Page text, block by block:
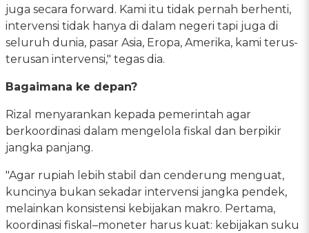
juga secara forward. Kami itu tidak pernah berhenti,
intervensi tidak hanya di dalam negeri tapi juga di
seluruh dunia, pasar Asia, Eropa, Amerika, kami terus-
terusan intervensi," tegas dia.
Bagaimana ke depan?
Rizal menyarankan kepada pemerintah agar
berkoordinasi dalam mengelola fiskal dan berpikir
jangka panjang.
"Agar rupiah lebih stabil dan cenderung menguat,
kuncinya bukan sekadar intervensi jangka pendek,
melainkan konsistensi kebijakan makro. Pertama,
koordinasi fiskal–moneter harus kuat: kebijakan suku